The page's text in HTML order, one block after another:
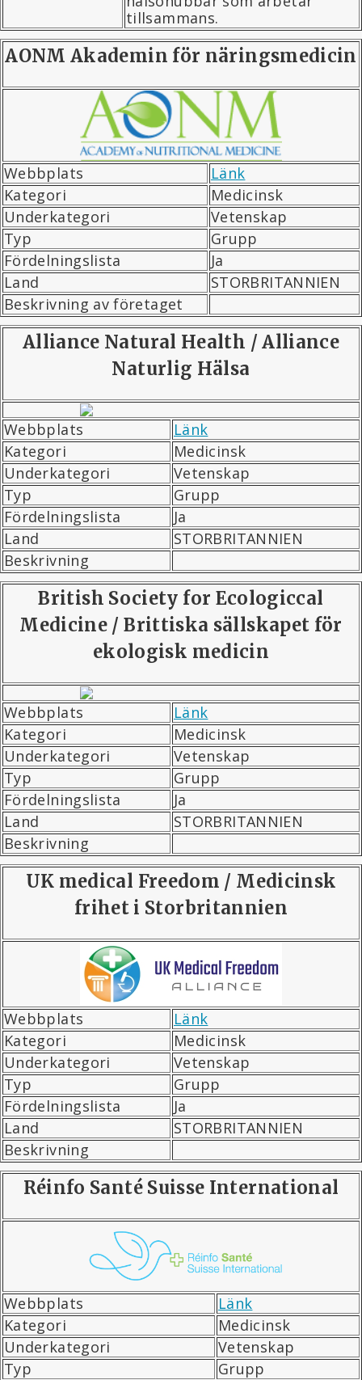
tillsammans.
AONM Akademin för näringsmedicin
Webbplats
Länk
Kategori
Medicinsk
Underkategori
Vetenskap
Typ
Grupp
Fördelningslista
Ja
Land
STORBRITANNIEN
Beskrivning av företaget
Alliance Natural Health / Alliance
Naturlig Hälsa
Webbplats
Länk
Kategori
Medicinsk
Underkategori
Vetenskap
Typ
Grupp
Fördelningslista
Ja
Land
STORBRITANNIEN
Beskrivning
British Society for Ecologiccal
Medicine / Brittiska sällskapet för
ekologisk medicin
Webbplats
Länk
Kategori
Medicinsk
Underkategori
Vetenskap
Typ
Grupp
Fördelningslista
Ja
Land
STORBRITANNIEN
Beskrivning
UK medical Freedom / Medicinsk
frihet i Storbritannien
Webbplats
Länk
Kategori
Medicinsk
Underkategori
Vetenskap
Typ
Grupp
Fördelningslista
Ja
Land
STORBRITANNIEN
Beskrivning
Réinfo Santé Suisse International
Webbplats
Länk
Kategori
Medicinsk
Underkategori
Vetenskap
Typ
Grupp